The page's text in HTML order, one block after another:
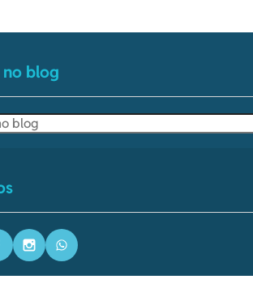
blog
InstagramWhatsApp